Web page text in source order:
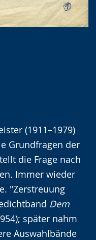
(1911–1979)
Grundfragen der
die Frage nach
Immer wieder
"Zerstreuung
Dem
später nahm
Auswahlbände